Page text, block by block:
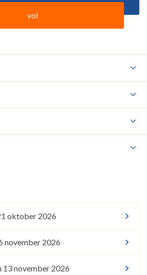
vol
oktober 2026
november 2026
13 november 2026